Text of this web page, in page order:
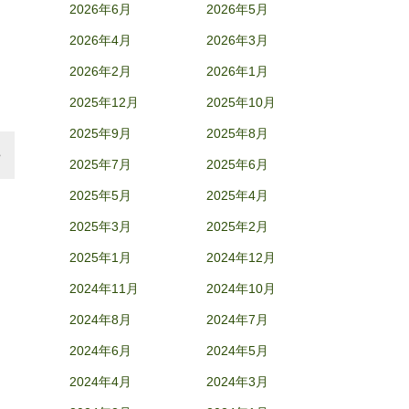
2026年6月 2026年5月
2026年4月 2026年3月
2026年2月 2026年1月
2025年12月 2025年10月
2025年9月 2025年8月
2025年7月 2025年6月
2025年5月 2025年4月
2025年3月 2025年2月
2025年1月 2024年12月
2024年11月 2024年10月
2024年8月 2024年7月
2024年6月 2024年5月
2024年4月 2024年3月